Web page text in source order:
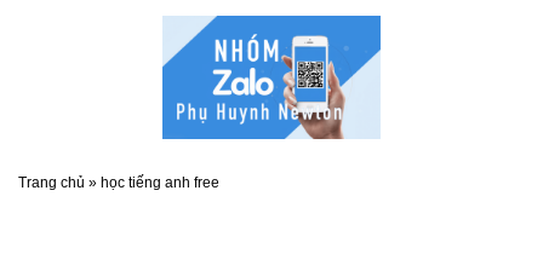
Trang chủ » học tiếng anh free